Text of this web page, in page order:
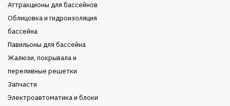
Аттракционы для бассейнов
Облицовка и гидроизоляция
бассейна
Павильоны для бассейна
Жалюзи, покрывала и
переливные решетки
Запчасти
Электроавтоматика и блоки